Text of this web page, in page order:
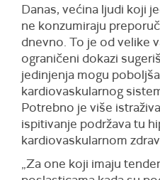
Danas, većina ljudi koji
ne konzumiraju
dnevno. To je od velike
ograničeni dokazi
jedinjenja mogu
kardiovaskularnog
Potrebno je više
ispitivanje podržava tu
kardiovaskularnom
„Za one koji imaju